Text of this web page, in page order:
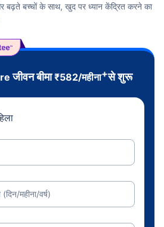
बच्चों के साथ, खुद पर ध्यान केंद्रित करने का
जीवन बीमा₹582/महीना+से शुरू
महीना/वर्ष)